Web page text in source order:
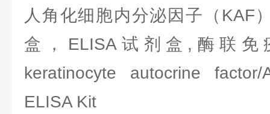
人角化细胞内分泌因子（KAF
盒，ELISA试剂盒,酶联免
keratinocyte autocrine factor/
ELISA Kit